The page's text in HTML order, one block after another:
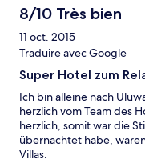
8/10 Très bien
11 oct. 2015
Traduire avec Google
Super Hotel zum
Ich bin alleine nach
herzlich vom Team des
herzlich, somit war die
übernachtet habe,
Villas.